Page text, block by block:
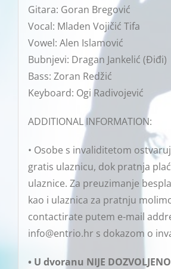
Gitara: Goran Bregović
Vocal: Mladen Vojičić Tifa
Vowel: Alen Islamović
Bubnjevi: Dragan Jankelić (Điđi)
Bass: Zoran Redžić
Keyboard: Ogi Radivojević
ADDITIONAL INFORMATION:
• Osobe s invaliditetom
gratis ulaznicu, dok pratnja
ulaznice. Za preuzimanje
kao i ulaznica za pratnju
contactirate putem e-mail
info@entrio.hr s dokazom o
• U dvoranu NIJE